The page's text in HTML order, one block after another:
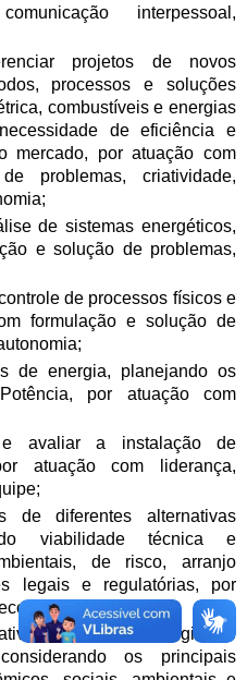
interpessoal,
projetos de novos
processos e soluções
combustíveis e energias
de eficiência e
mercado, por atuação com
problemas, criatividade,
de sistemas energéticos,
e solução de problemas,
de processos físicos e
formulação e solução de
de energia, planejando os
por atuação com
e avaliar a instalação de
atuação com liderança,
de diferentes alternativas
viabilidade técnica e
de risco, arranjo
legais e regulatórias, por
e ética;
de Tecnologia de
os principais